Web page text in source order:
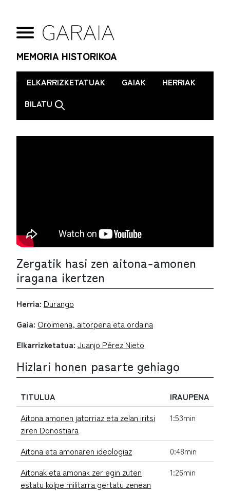
MEMORIA HISTORIKOA
. ELKARRIZKETATUAK GAIAK
HERRIAK
BILATU
Zergatik hasi zen aitona-amonen
iragana ikertzen
Herria: Durango
Gaia: Oroimena, aitorpena eta ordaina
Elkarrizketatua: Juanjo Pérez Nieto
Hizlari honen pasarte gehiago
TITULUA
IRAUPENA
Aitona amonen jatorriaz eta zelan iritsi
ziren Donostiara
1:53min
Aitona eta amonaren ideologiaz
0:48min
Aitonak eta amonak zer egin zuten
estatu kolpe militarra gertatu zenean
1:26min